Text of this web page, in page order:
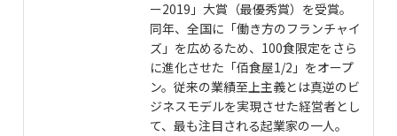
ー2019」大賞（最優秀賞）を受賞。
同年、全国に「働き方のフランチャイ
ズ」を広めるため、100食限定をさら
に進化させた「佰食屋1/2」をオープ
ン。従来の業績至上主義とは真逆のビ
ジネスモデルを実現させた経営者とし
て、最も注目される起業家の一人。